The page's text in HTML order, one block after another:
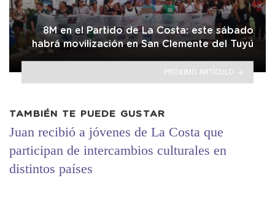
8M en el Partido de La Costa: este sábado
habrá movilización en San Clemente del Tuyú
PRÓXIMO ARTÍCULO
TAMBIÉN TE PUEDE GUSTAR
Juan recibió a jóvenes de La Costa que
participan de intercambios culturales en
distintos países